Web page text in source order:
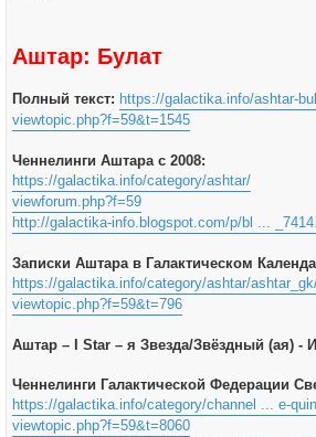
Аштар: Булат
Полный текст: https://galactika.info/ashtar-
viewtopic.php?f=59&t=1545
Ченнелинги Аштара с 2008:
https://galactika.info/category/ashtar/
viewforum.php?f=59
http://galactika-info.blogspot.com/p/bl ...
Записки Аштара в Галактическом
https://galactika.info/category/ashtar/
viewtopic.php?f=59&t=796
Аштар – I Star – я Звезда/Звёздный (ая) -
Ченнелинги Галактической Федерации
https://galactika.info/category/channel ... e-
viewtopic.php?f=59&t=8060